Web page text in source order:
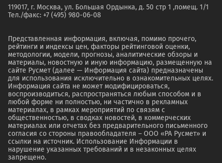
119017, г. Москва, ул. Большая Ордынка, д. 50 стр 1 ,помещ. 1/1
Тел./факс: +7 (495) 980-06-08
Представленная информация, включая, помимо прочего,
рейтинги и индексы цен, факторы рейтинговой оценки,
методологии, модели, прогнозы, аналитические обзоры и
материалы, новостную и иную информацию, размещенную на
сайте Русмет (далее — Информация сайта) предназначены
для использования исключительно в ознакомительных целях.
Информация сайта не может модифицироваться,
воспроизводиться, распространяться любым способом и в
любой форме ни полностью, ни частично в рекламных
материалах, в рамках мероприятий по связям с
общественностью, в сводках новостей, в коммерческих
материалах или отчетах без предварительного письменного
согласия со стороны правообладателя – ООО «РА Русмет» и
ссылки на источник. Использование Информации в
нарушение указанных требований и в незаконных целях
запрещено.